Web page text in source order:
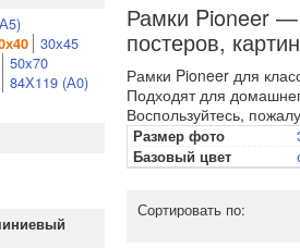
Рамки Pioneer —
постеров,
30х45
50х70
84Х119 (А0)
Рамки Pioneer для
Подходят для
Воспользуйтесь,
Размер фото
Базовый цвет
Сортировать по: